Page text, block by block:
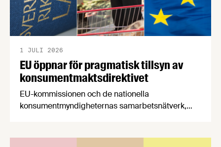
EU öppnar för pragmatisk tillsyn av
konsumentmaktsdirektivet
1 JULI 2026
EU-kommissionen och de nationella
konsumentmyndigheternas samarbetsnätverk,
konsumentmaktsdirektivet. Livsmedelsföretagen